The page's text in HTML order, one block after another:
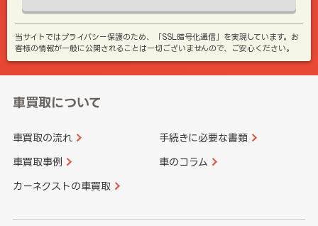
当サイトではプライバシー保護のため、「SSL暗号化通信」を実現しています。お
客様の情報が一般に公開されることは一切ございませんので、ご安心ください。
車買取について
車買取の流れ 手続きに必要な書類
車買取事例 車のコラム
カーネクストの車買取